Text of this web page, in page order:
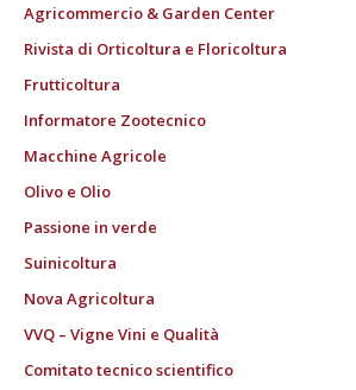
Agricommercio & Garden Center
Rivista di Orticoltura e Floricoltura
Frutticoltura
Informatore Zootecnico
Macchine Agricole
Olivo e Olio
Passione in verde
Suinicoltura
Nova Agricoltura
VVQ – Vigne Vini e Qualità
Comitato tecnico scientifico